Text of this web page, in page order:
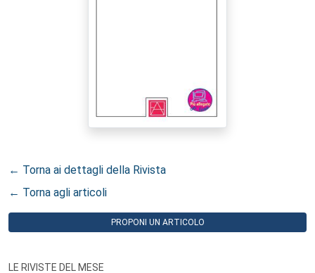
← Torna ai dettagli della Rivista
← Torna agli articoli
PROPONI UN ARTICOLO
LE RIVISTE DEL MESE